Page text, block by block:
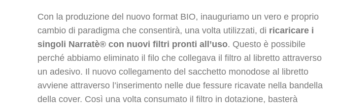
Con la produzione del nuovo format BIO, inauguriamo un vero e proprio
cambio di paradigma che consentirà, una volta utilizzati, di ricaricare i
singoli Narratè® con nuovi filtri pronti all’uso. Questo è possibile
perché abbiamo eliminato il filo che collegava il filtro al libretto attraverso
un adesivo. Il nuovo collegamento del sacchetto monodose al libretto
avviene attraverso l’inserimento nelle due fessure ricavate nella bandella
della cover. Così una volta consumato il filtro in dotazione, basterà